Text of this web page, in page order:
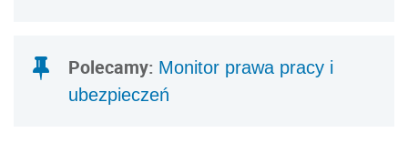
Polecamy: Monitor prawa pracy i
ubezpieczeń